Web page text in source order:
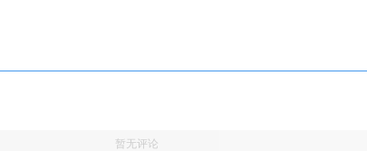
暂无评论